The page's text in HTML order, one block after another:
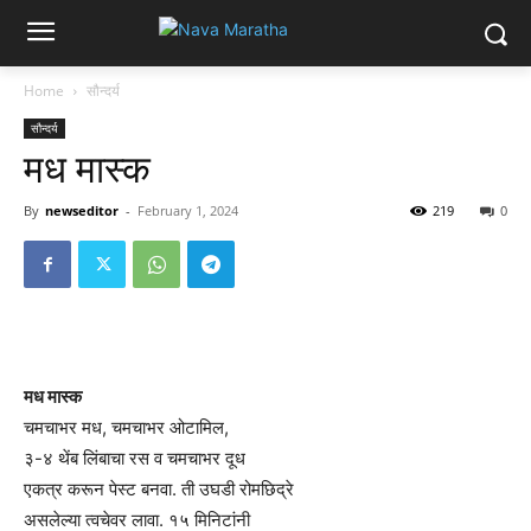
Home सौन्दर्य
सौन्दर्य
मध मास्क
By newseditor - February 1, 2024 0
219
मध मास्क
चमचाभर मध, चमचाभर ओटामिल,
३-४ थेंब लिंबाचा रस व चमचाभर दूध
एकत्र करून पेस्ट बनवा. ती उघडी रोमछिद्रे
असलेल्या त्वचेवर लावा. १५ मिनिटांनी